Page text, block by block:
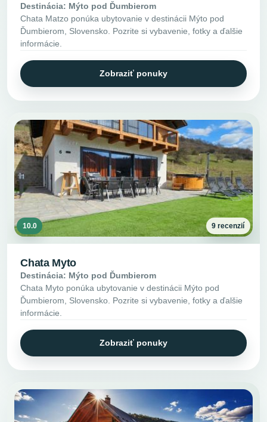
Destinácia: Mýto pod Ďumbierom
Chata Matzo ponúka ubytovanie v destinácii Mýto pod
Ďumbierom, Slovensko. Pozrite si vybavenie, fotky a ďalšie
informácie.
Zobraziť ponuky
10.0 9 recenzií
Chata Myto
Destinácia: Mýto pod Ďumbierom
Chata Myto ponúka ubytovanie v destinácii Mýto pod
Ďumbierom, Slovensko. Pozrite si vybavenie, fotky a ďalšie
informácie.
Zobraziť ponuky